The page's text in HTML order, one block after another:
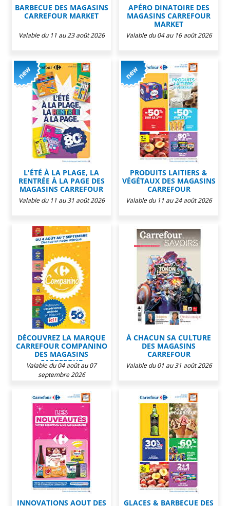
BARBECUE DES MAGASINS
CARREFOUR MARKET
Valable du 11 au 23 août 2026
APÉRO DINATOIRE DES
MAGASINS CARREFOUR
MARKET
Valable du 04 au 16 août 2026
L'ÉTÉ À LA PLAGE, LA
RENTRÉE À LA PAGE DES
MAGASINS CARREFOUR
Valable du 11 au 31 août 2026
PRODUITS LAITIERS &
VÉGÉTAUX DES MAGASINS
CARREFOUR
Valable du 11 au 24 août 2026
DÉCOUVREZ LA MARQUE
CARREFOUR COMPANINO
DES MAGASINS
CARREFOUR
Valable du 04 août au 07
septembre 2026
À CHACUN SA CULTURE
DES MAGASINS
CARREFOUR
Valable du 01 au 31 août 2026
INNOVATIONS AOUT DES
GLACES & BARBECUE DES